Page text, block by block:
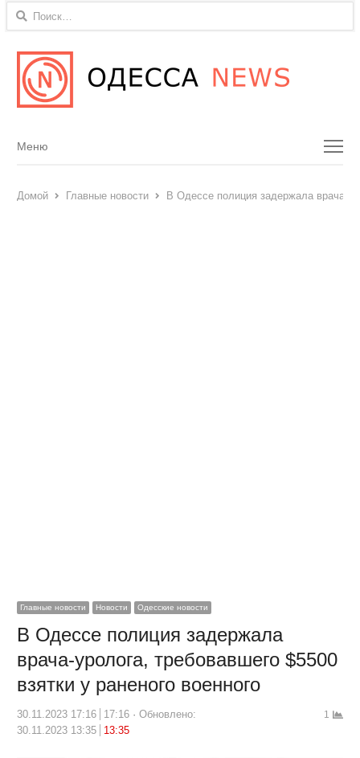
Найти:
Menu
Меню
Домой Главные новости В Одессе полиция задержала врача-
Главные новости Новости Одесские новости
В Одессе полиция задержала
врача-уролога, требовавшего $5500
взятки у раненого военного
30.11.2023 17:16 17:16
Обновлено:
30.11.2023 13:35
13:35
1